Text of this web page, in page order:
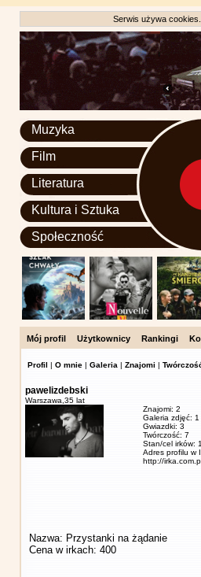
Serwis używa
Muzyka
Film
Literatura
Kultura i Sztuka
Społeczność
Mój profil Użytkownicy Rankingi
Profil | O mnie | Galeria | Znajomi |
pawelizdebski
Warszawa, 35 lat
Znajomi: 2
Galeria zdjęć: 1
Gwiazdki: 3
Twórczość: 7
Stan/cel irków:
Adres profilu w
http://
Nazwa: Przystanki na żądanie
Cena w irkach: 400